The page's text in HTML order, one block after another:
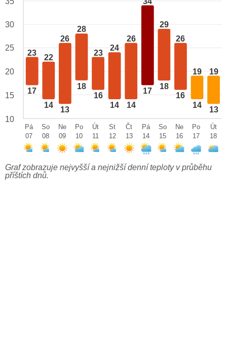
23
17
22
14
26
13
28
18
23
16
24
14
26
14
17
29
18
26
16
19
14
19
13
30
25
20
15
10
Pá
07
So
08
Ne
09
Po
10
Út
11
St
12
Čt
13
Pá
14
So
15
Ne
16
Po
17
Út
18
Graf zobrazuje nejvyšší a nejnižší denní teploty v průběhu
příštích dnů.